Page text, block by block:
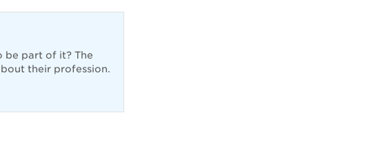
be part of it? The
their profession.